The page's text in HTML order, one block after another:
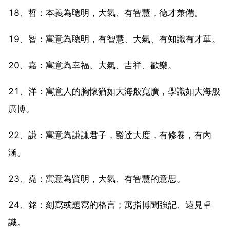
18、哲：本義為聰明，大氣、有智慧，德才兼備。
19、智：寓意為聰明，有智慧、大氣、有知識有才華。
20、嘉：寓意為幸福、大氣、吉祥、歡樂。
21、洋：寓意人的胸懷猶如大海般寬廣，學識如大海般
廣博。
22、謙：寓意為謙謙君子，豁達大度，有修養，有內
涵。
23、堯：寓意為賢明，大氣、有智慧的意思。
24、銘：刻寫或題寫的格言；寓指博聞強記、遠見卓
識。